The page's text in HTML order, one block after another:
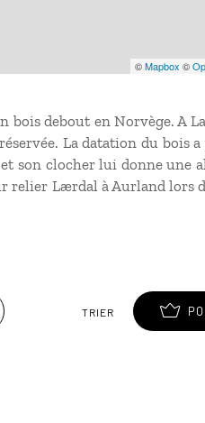
©Mapbox ©
bois debout en Norvège. A
La datation du bois
son clocher lui donne une
relier Lærdal à Aurland lors
TRIER